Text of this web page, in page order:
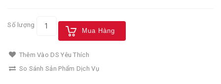
Số lượng
Mua Hàng
Thêm Vào DS Yêu Thích
So Sánh Sản Phẩm Dịch Vụ